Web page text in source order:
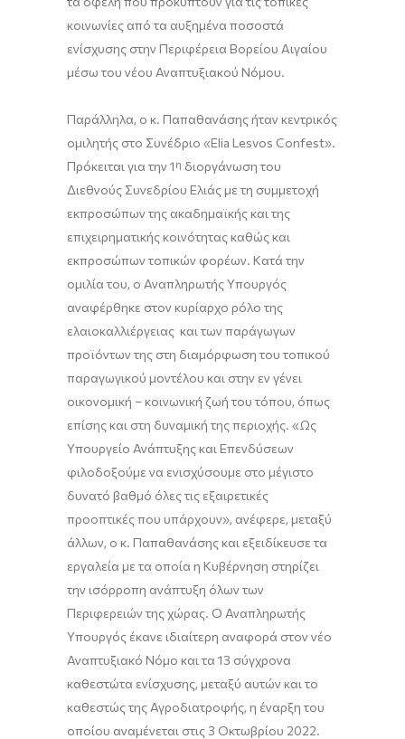
κοινωνίες από τα αυξημένα ποσοστά
ενίσχυσης στην Περιφέρεια Βορείου Αιγαίου
μέσω του νέου Αναπτυξιακού Νόμου.
Παράλληλα, ο κ. Παπαθανάσης ήταν κεντρικός
ομιλητής στο Συνέδριο «Elia Lesvos Confest».
Πρόκειται για την 1 η διοργάνωση του
Διεθνούς Συνεδρίου Ελιάς με τη συμμετοχή
εκπροσώπων της ακαδημαϊκής και της
επιχειρηματικής κοινότητας καθώς και
εκπροσώπων τοπικών φορέων. Κατά την
ομιλία του, ο Αναπληρωτής Υπουργός
αναφέρθηκε στον κυρίαρχο ρόλο της
ελαιοκαλλιέργειας και των παράγωγων
προϊόντων της στη διαμόρφωση του τοπικού
παραγωγικού μοντέλου και στην εν γένει
οικονομική – κοινωνική ζωή του τόπου, όπως
επίσης και στη δυναμική της περιοχής. «Ως
Υπουργείο Ανάπτυξης και Επενδύσεων
φιλοδοξούμε να ενισχύσουμε στο μέγιστο
δυνατό βαθμό όλες τις εξαιρετικές
προοπτικές που υπάρχουν», ανέφερε, μεταξύ
άλλων, ο κ. Παπαθανάσης και εξειδίκευσε τα
εργαλεία με τα οποία η Κυβέρνηση στηρίζει
την ισόρροπη ανάπτυξη όλων των
Περιφερειών της χώρας. Ο Αναπληρωτής
Υπουργός έκανε ιδιαίτερη αναφορά στον νέο
Αναπτυξιακό Νόμο και τα 13 σύγχρονα
καθεστώτα ενίσχυσης, μεταξύ αυτών και το
καθεστώς της Αγροδιατροφής, η έναρξη του
οποίου αναμένεται στις 3 Οκτωβρίου 2022.